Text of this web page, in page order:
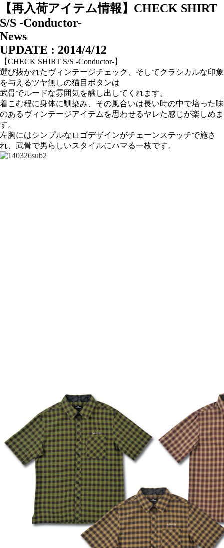
【再入荷アイテム情報】CHECK SHIRT
S/S -Conductor-
News
UPDATE : 2014/4/12
【CHECK SHIRT S/S -Conductor-】
選び抜かれたヴィンテージチェック、そしてクラシカルな印象
を与えるツヤ無しの猫目ボタンは
武骨でルードな雰囲気を醸し出してくれます。
着こむ程に身体に馴染み、その風合いは長い時の中で培った味
のあるヴィンテージアイテムを思わせるヤレた感じが楽しめま
す。
左胸にはシンプルなロゴデザインがチェーンステッチで施さ
れ、武骨で男らしいスタイルにハマる一枚です。